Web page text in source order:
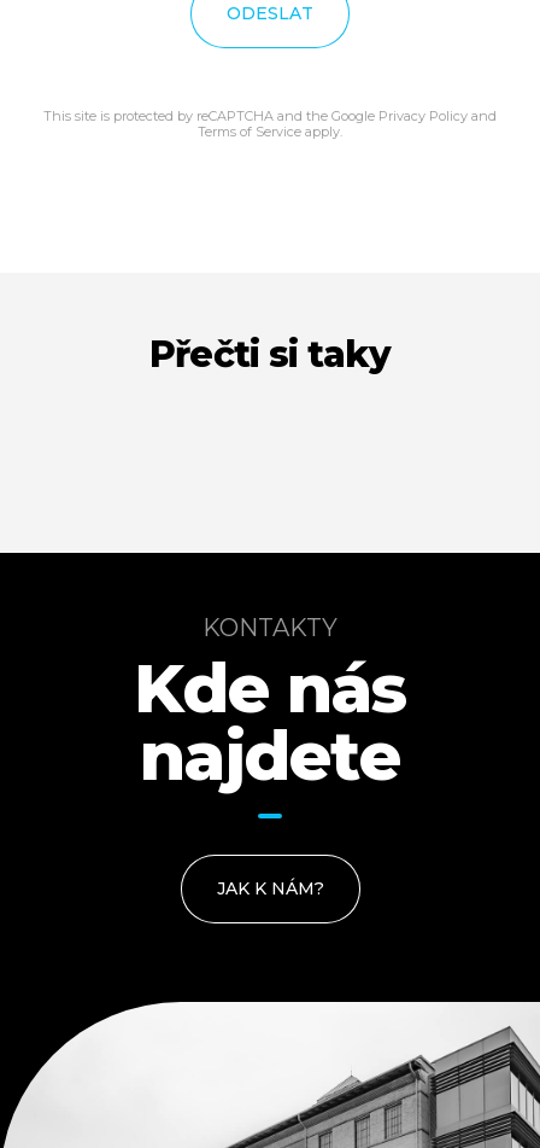
ODESLAT
This site is protected by reCAPTCHA and the Google Privacy Policy and
Terms of Service apply.
Přečti si taky
KONTAKTY
Kde nás
najdete
JAK K NÁM?